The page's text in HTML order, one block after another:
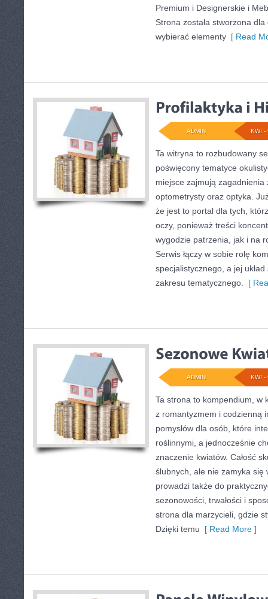
Premium i Designerskie i
Strona została stworzona
wybierać elementy [ Read
KWI -
ADMIN
Ta witryna to rozbudowany
poświęcony tematyce
miejsce zajmują
optometrysty oraz optyka.
że jest to portal dla tych,
oczy, ponieważ treści
wygodzie patrzenia, jak i na
Serwis łączy w sobie rolę
specjalistycznego, a jej
zakresu tematycznego.
[
KWI -
ADMIN
Ta strona to kompendium, w
z romantyzmem i codzienną
pomysłów dla osób, które
roślinnymi, a jednocześnie
znaczenie kwiatów. Całość
ślubnych, ale nie zamyka się
prowadzi także do
sezonowości, trwałości i
strona dla marzycieli, gdzie
Dzięki temu [ Read More ]